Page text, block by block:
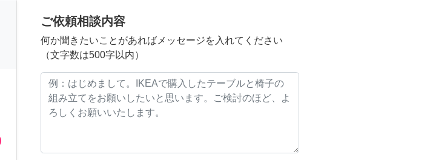
ご依頼相談内容
何か聞きたいことがあればメッセージを入れてください
（文字数は500字以内）